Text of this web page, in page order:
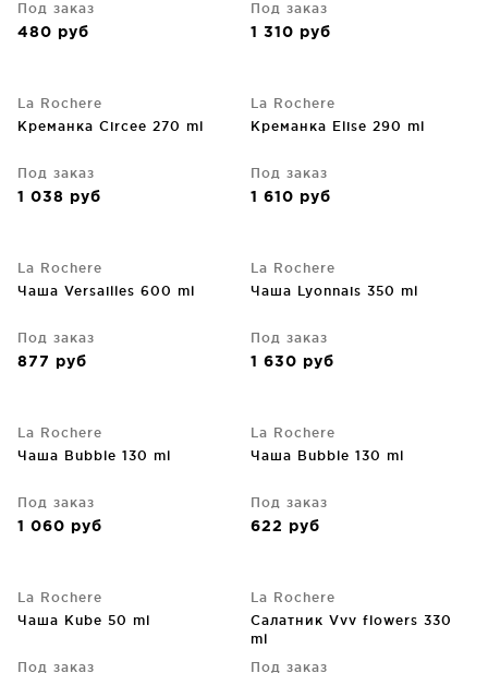
Под заказ
480 руб
Под заказ
1 310 руб
La Rochere
Креманка Circee 270 ml
Под заказ
1 038 руб
La Rochere
Креманка Elise 290 ml
Под заказ
1 610 руб
La Rochere
Чаша Versailles 600 ml
Под заказ
877 руб
La Rochere
Чаша Lyonnais 350 ml
Под заказ
1 630 руб
La Rochere
Чаша Bubble 130 ml
Под заказ
1 060 руб
La Rochere
Чаша Bubble 130 ml
Под заказ
622 руб
La Rochere
Чаша Kube 50 ml
Под заказ
La Rochere
Салатник Vvv flowers 330
ml
Под заказ